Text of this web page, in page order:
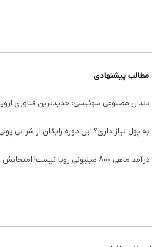
مطالب پیشنهادی
دندان مصنوعی سوئیسی: جدیدترین فناوری
به پول نیاز داری؟ این دوره رایگان از شر بی
درآمد ماهی 800 میلیونی رویا نیست! امتحانش مجانیه😉